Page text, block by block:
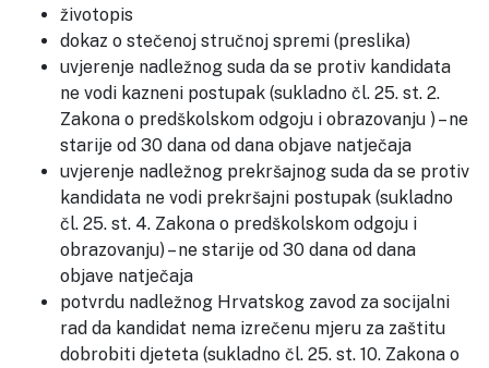
životopis
dokaz o stečenoj stručnoj spremi (preslika)
uvjerenje nadležnog suda da se protiv kandidata
ne vodi kazneni postupak (sukladno čl. 25. st. 2.
Zakona o predškolskom odgoju i obrazovanju ) – ne
starije od 30 dana od dana objave natječaja
uvjerenje nadležnog prekršajnog suda da se protiv
kandidata ne vodi prekršajni postupak (sukladno
čl. 25. st. 4. Zakona o predškolskom odgoju i
obrazovanju) – ne starije od 30 dana od dana
objave natječaja
potvrdu nadležnog Hrvatskog zavod za socijalni
rad da kandidat nema izrečenu mjeru za zaštitu
dobrobiti djeteta (sukladno čl. 25. st. 10. Zakona o